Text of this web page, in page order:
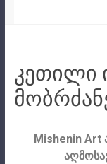
კეთილი
Mishenin Art